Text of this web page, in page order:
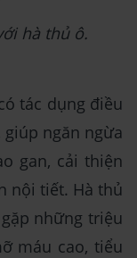
hà thủ ô.
tác dụng điều
ngăn ngừa
gan, cải thiện
nội tiết. Hà thủ
những triệu
máu cao, tiểu